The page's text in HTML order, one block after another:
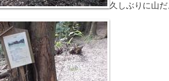
久しぶりに山だ